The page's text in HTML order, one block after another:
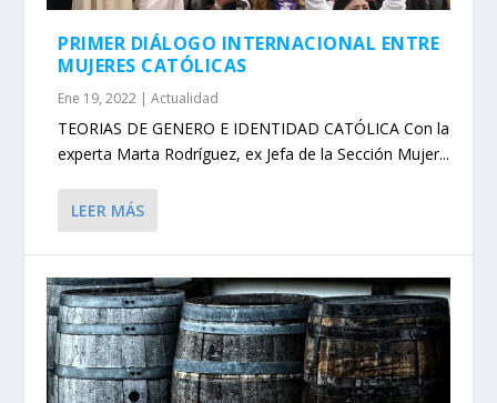
PRIMER DIÁLOGO INTERNACIONAL ENTRE
MUJERES CATÓLICAS
Ene 19, 2022 |Actualidad
TEORIAS DE GENERO E IDENTIDAD CATÓLICA Con la
experta Marta Rodríguez, ex Jefa de la Sección Mujer...
LEER MÁS